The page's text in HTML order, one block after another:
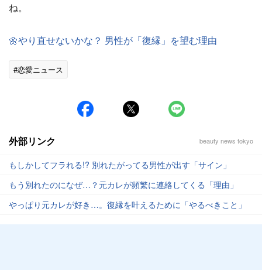
ね。
🌼やり直せないかな？ 男性が「復縁」を望む理由
#恋愛ニュース
外部リンク beauty news tokyo
もしかしてフラれる!? 別れたがってる男性が出す「サイン」
もう別れたのになぜ…？元カレが頻繁に連絡してくる「理由」
やっぱり元カレが好き…。復縁を叶えるために「やるべきこと」